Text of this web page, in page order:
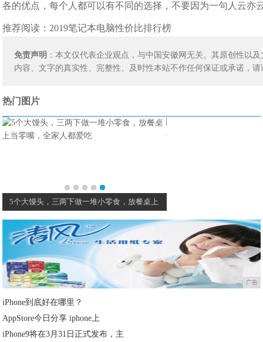
各的优点，每个人都可以有不同的选择，不要因为一句人云亦
推荐阅读： 2019笔记本电脑性价比排行榜
免责声明 ：本文仅代表企业观点，与中国安徽网无关。其原创性以
内容、文字的真实性、完整性、及时性本站不作任何保证或承诺，
热门图片
自制无添加小零食，香甜软糯，好吃有嚼劲，
广告
iPhone到底好在哪里？
AppStore今日分享 iphone上
iPhone9将在3月31日正式发布，主